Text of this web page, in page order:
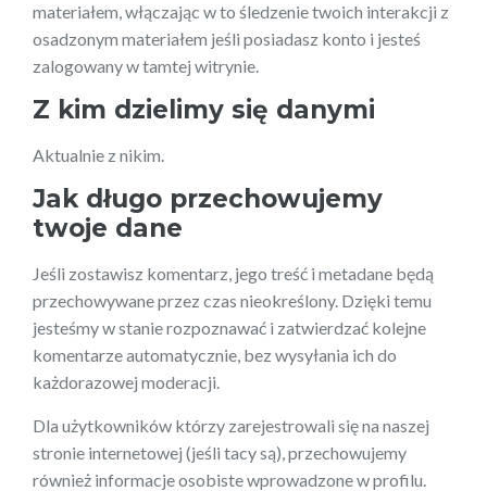
materiałem, włączając w to śledzenie twoich interakcji z
osadzonym materiałem jeśli posiadasz konto i jesteś
zalogowany w tamtej witrynie.
Z kim dzielimy się danymi
Aktualnie z nikim.
Jak długo przechowujemy
twoje dane
Jeśli zostawisz komentarz, jego treść i metadane będą
przechowywane przez czas nieokreślony. Dzięki temu
jesteśmy w stanie rozpoznawać i zatwierdzać kolejne
komentarze automatycznie, bez wysyłania ich do
każdorazowej moderacji.
Dla użytkowników którzy zarejestrowali się na naszej
stronie internetowej (jeśli tacy są), przechowujemy
również informacje osobiste wprowadzone w profilu.